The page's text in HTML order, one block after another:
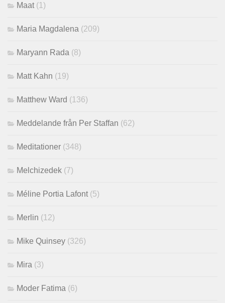
Maat (1)
Maria Magdalena (209)
Maryann Rada (8)
Matt Kahn (19)
Matthew Ward (136)
Meddelande från Per Staffan (62)
Meditationer (348)
Melchizedek (7)
Méline Portia Lafont (5)
Merlin (12)
Mike Quinsey (326)
Mira (3)
Moder Fatima (6)